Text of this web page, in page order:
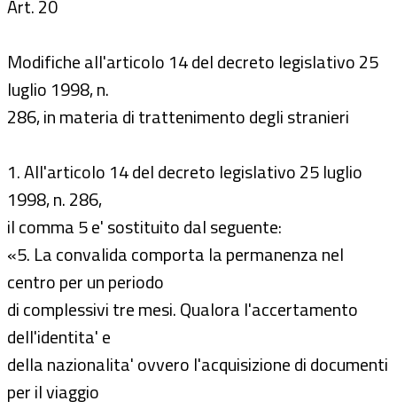
Art. 20
Modifiche all'articolo 14 del decreto legislativo 25
luglio 1998, n.
286, in materia di trattenimento degli stranieri
1. All'articolo 14 del decreto legislativo 25 luglio
1998, n. 286,
il comma 5 e' sostituito dal seguente:
«5. La convalida comporta la permanenza nel
centro per un periodo
di complessivi tre mesi. Qualora l'accertamento
dell'identita' e
della nazionalita' ovvero l'acquisizione di documenti
per il viaggio